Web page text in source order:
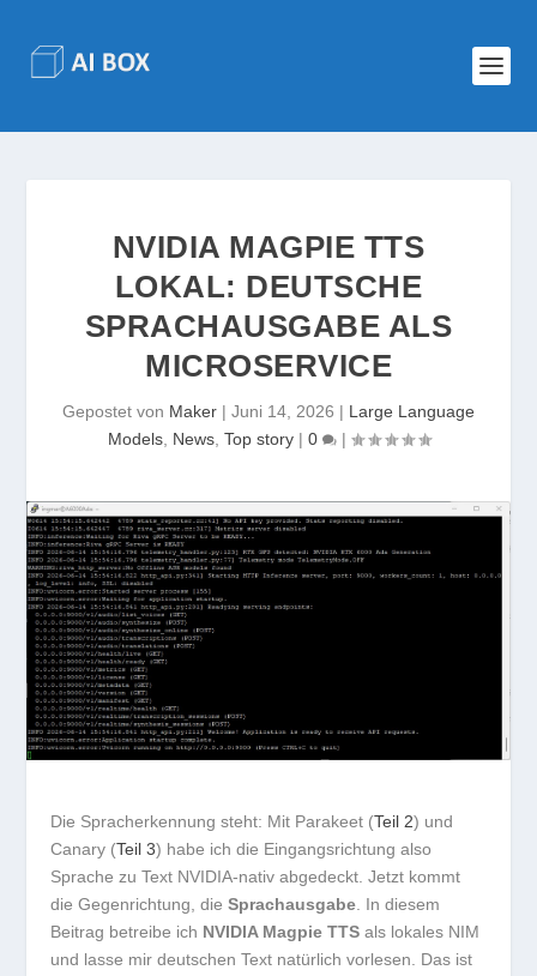
NVIDIA MAGPIE TTS
LOKAL: DEUTSCHE
SPRACHAUSGABE ALS
MICROSERVICE
Gepostet von Maker | Juni 14, 2026 | Large Language
Models, News, Top story| 0 |
Die Spracherkennung steht: Mit Parakeet (Teil 2) und
Canary (Teil 3) habe ich die Eingangsrichtung also
Sprache zu Text NVIDIA-nativ abgedeckt. Jetzt kommt
die Gegenrichtung, dieSprachausgabe . In diesem
Beitrag betreibe ich NVIDIA Magpie TTS als lokales NIM
und lasse mir deutschen Text natürlich vorlesen. Das ist